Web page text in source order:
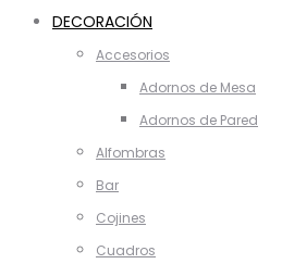
DECORACIÓN
Accesorios
Adornos de Mesa
Adornos de Pared
Alfombras
Bar
Cojines
Cuadros